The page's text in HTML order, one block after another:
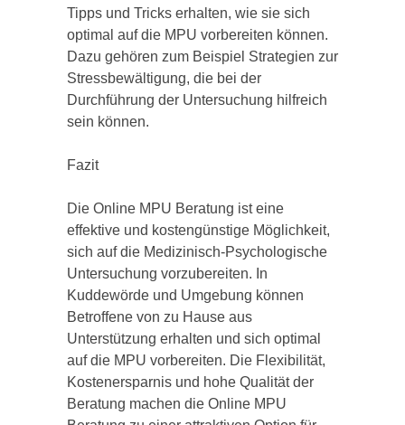
Tipps und Tricks erhalten, wie sie sich
optimal auf die MPU vorbereiten können.
Dazu gehören zum Beispiel Strategien zur
Stressbewältigung, die bei der
Durchführung der Untersuchung hilfreich
sein können.
Fazit
Die Online MPU Beratung ist eine
effektive und kostengünstige Möglichkeit,
sich auf die Medizinisch-Psychologische
Untersuchung vorzubereiten. In
Kuddewörde und Umgebung können
Betroffene von zu Hause aus
Unterstützung erhalten und sich optimal
auf die MPU vorbereiten. Die Flexibilität,
Kostenersparnis und hohe Qualität der
Beratung machen die Online MPU